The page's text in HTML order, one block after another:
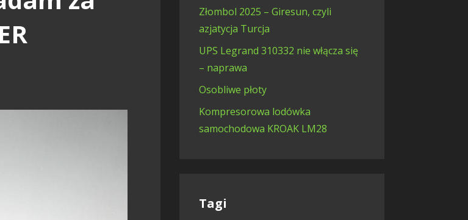
Złombol 2025 – Giresun, czyli
azjatycja Turcja
UPS Legrand 310332 nie włącza się
– naprawa
Osobliwe płoty
Kompresorowa lodówka
samochodowa KROAK LM28
Tagi